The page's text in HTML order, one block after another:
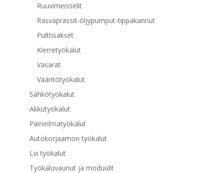
Ruuvimeisselit
Rasvaprässit-öljypumput-tippakannut
Pulttisakset
Kierretyökalut
Vasarat
Vääntötyökalut
Sähkötyökalut
Akkutyökalut
Paineilmatyökalut
Autokorjaamon työkalut
Lvi työkalut
Työkaluvaunut ja moduulit